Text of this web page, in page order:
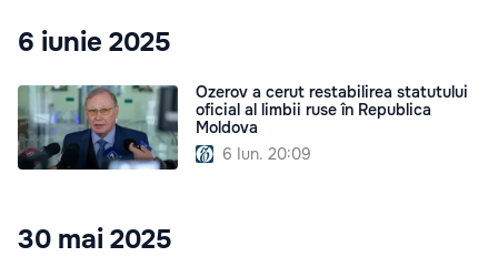
6 iunie 2025
Ozerov a cerut restabilirea statutului
oficial al limbii ruse în Republica
Moldova
6 Iun. 20:09
30 mai 2025